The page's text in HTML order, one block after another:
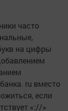
часто
на цифры
ru вместо
если
«://»